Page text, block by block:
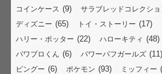
コインケース (9) サラブレッドコレクショ
ディズニー (65) トイ・ストーリー (17)
ハリー・ポッター (22) ハローキティ (48)
パワプロくん (6) パワーパフガールズ (11)
ピングー (6) ポケモン (93) ミッフィー